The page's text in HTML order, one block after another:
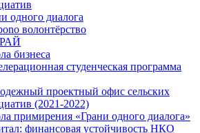
одного диалога
волонтёрство
бизнеса
студенческая программа
проектный офис сельских
(2021-2022)
примирения «Грани одного диалога»
финансовая устойчивость НКО